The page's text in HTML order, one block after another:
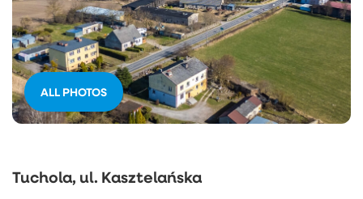
ALL PHOTOS
Tuchola, ul. Kasztelańska